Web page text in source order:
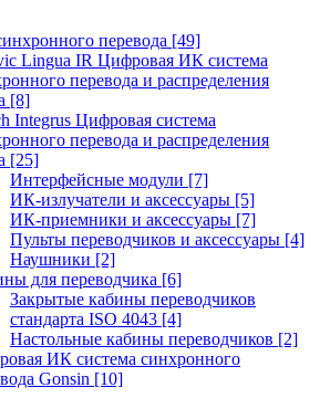
перевода [49]
Lingua IR Цифровая ИК система
перевода и распределения
[8]
Integrus Цифровая система
перевода и распределения
[25]
Интерфейсные модули [7]
ИК-излучатели и аксессуары [5]
ИК-приемники и аксессуары [7]
Пульты переводчиков и аксессуары [4]
Наушники [2]
для переводчика [6]
Закрытые кабины переводчиков
стандарта ISO 4043 [4]
Настольные кабины переводчиков [2]
ИК система синхронного
Gonsin [10]